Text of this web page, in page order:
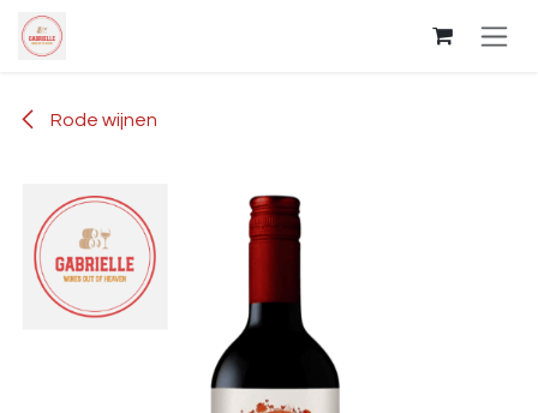
Overslaan naar inhoud
Rode wijnen